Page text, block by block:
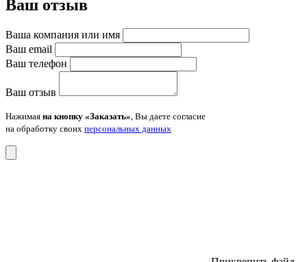
Ваш отзыв
Ваша компания или имя
Ваш email
Ваш телефон
Ваш отзыв
Нажимая на кнопку «Заказать» , Вы даете согласие
на обработку своих персональных данных